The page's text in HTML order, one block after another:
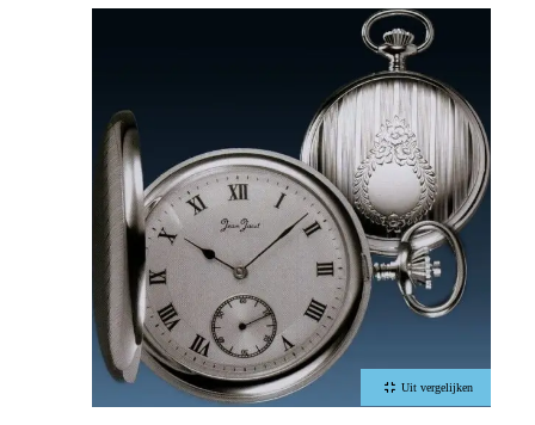
Uit vergelijken